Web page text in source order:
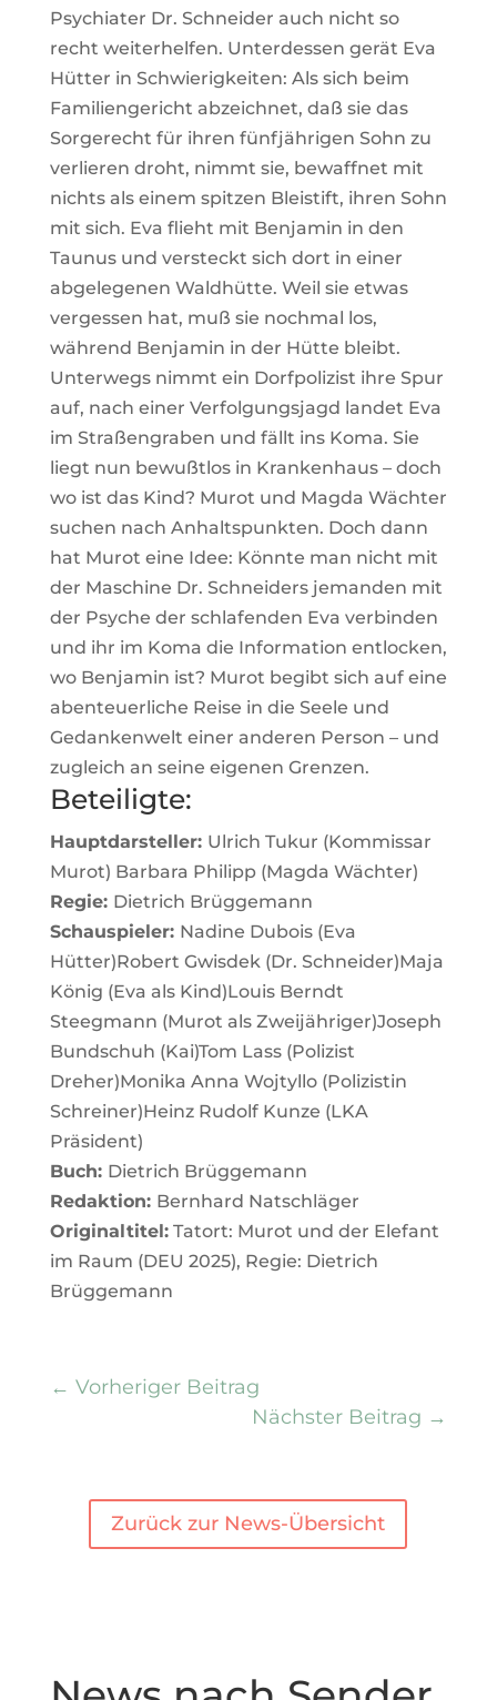
Psychiater Dr. Schneider auch nicht so
recht weiterhelfen. Unterdessen gerät Eva
Hütter in Schwierigkeiten: Als sich beim
Familiengericht abzeichnet, daß sie das
Sorgerecht für ihren fünfjährigen Sohn zu
verlieren droht, nimmt sie, bewaffnet mit
nichts als einem spitzen Bleistift, ihren Sohn
mit sich. Eva flieht mit Benjamin in den
Taunus und versteckt sich dort in einer
abgelegenen Waldhütte. Weil sie etwas
vergessen hat, muß sie nochmal los,
während Benjamin in der Hütte bleibt.
Unterwegs nimmt ein Dorfpolizist ihre Spur
auf, nach einer Verfolgungsjagd landet Eva
im Straßengraben und fällt ins Koma. Sie
liegt nun bewußtlos in Krankenhaus – doch
wo ist das Kind? Murot und Magda Wächter
suchen nach Anhaltspunkten. Doch dann
hat Murot eine Idee: Könnte man nicht mit
der Maschine Dr. Schneiders jemanden mit
der Psyche der schlafenden Eva verbinden
und ihr im Koma die Information entlocken,
wo Benjamin ist? Murot begibt sich auf eine
abenteuerliche Reise in die Seele und
Gedankenwelt einer anderen Person – und
zugleich an seine eigenen Grenzen.
Beteiligte:
Hauptdarsteller: Ulrich Tukur (Kommissar
Murot) Barbara Philipp (Magda Wächter)
Regie: Dietrich Brüggemann
Schauspieler: Nadine Dubois (Eva
Hütter)Robert Gwisdek (Dr. Schneider)Maja
König (Eva als Kind)Louis Berndt
Steegmann (Murot als Zweijähriger)Joseph
Bundschuh (Kai)Tom Lass (Polizist
Dreher)Monika Anna Wojtyllo (Polizistin
Schreiner)Heinz Rudolf Kunze (LKA
Präsident)
Buch: Dietrich Brüggemann
Redaktion: Bernhard Natschläger
Originaltitel:Tatort: Murot und der Elefant
im Raum (DEU 2025), Regie: Dietrich
Brüggemann
← Vorheriger Beitrag
Nächster Beitrag →
Zurück zur News-Übersicht